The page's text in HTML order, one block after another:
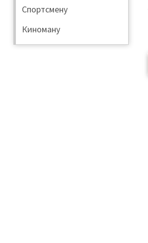
Спортсмену
Киноману